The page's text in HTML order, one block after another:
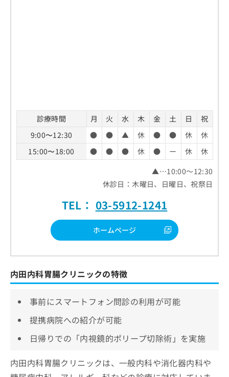
診療時間 月 火 水 木 金 土 日
祝
9:00〜12:30
● ● ▲ 休 ● ● 休
休
15:00〜18:00
● ● ● 休 ● ー 休
休
▲…10:00～12:30
休診日：木曜日、日曜日、祝祭日
TEL： 03-5912-1241
ホームページ
内田内科胃腸クリニックの特徴
事前にスマートフォン問診の利用が可能
提携病院への紹介が可能
日帰りでの「内視鏡的ポリープ切除術」を実施
内田内科胃腸クリニックは、一般内科や消化器内科や